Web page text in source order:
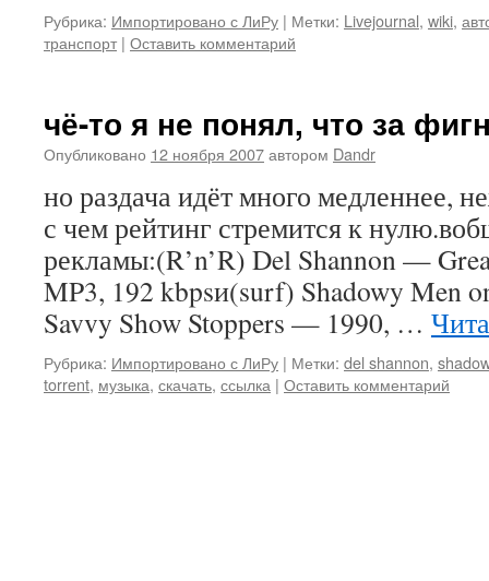
Рубрика: Импортировано с ЛиРу | Метки: Livejournal, wiki,
транспорт | Оставить комментарий
чё-то я не понял, что за
Опубликовано 12 ноября 2007автором Dandr
но раздача идёт много медленнее,
с чем рейтинг стремится к
рекламы:(R’n’R) Del Shannon —
MP3, 192 kbpsи(surf) Shadowy Men
Savvy Show Stoppers — 1990, …
Рубрика: Импортировано с ЛиРу | Метки: del shannon,
torrent, музыка, скачать, ссылка | Оставить комментарий